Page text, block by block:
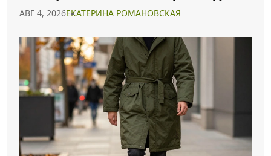
2026 году
АВГ 4, 2026ЕКАТЕРИНА РОМАНОВСКАЯ